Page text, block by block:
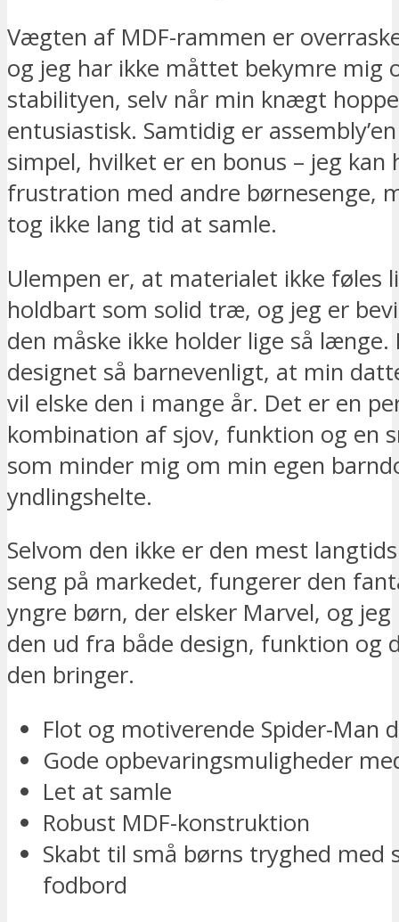
Vægten af MDF-rammen er
og jeg har ikke måttet bekymre mig
stabilityen, selv når min knægt
entusiastisk. Samtidig er
simpel, hvilket er en bonus – jeg kan
frustration med andre børnesenge,
tog ikke lang tid at samle.
Ulempen er, at materialet ikke føles
holdbart som solid træ, og jeg er
den måske ikke holder lige så længe.
designet så barnevenligt, at min
vil elske den i mange år. Det er en
kombination af sjov, funktion og en
som minder mig om min egen
yndlingshelte.
Selvom den ikke er den mest
seng på markedet, fungerer den
yngre børn, der elsker Marvel, og
den ud fra både design, funktion og
den bringer.
Flot og motiverende Spider-Man
Gode opbevaringsmuligheder
Let at samle
Robust MDF-konstruktion
Skabt til små børns tryghed med
fodbord